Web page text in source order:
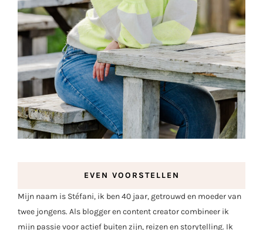
EVEN VOORSTELLEN
Mijn naam is Stéfani, ik ben 40 jaar, getrouwd en moeder van
twee jongens. Als blogger en content creator combineer ik
mijn passie voor actief buiten zijn, reizen en storytelling. Ik